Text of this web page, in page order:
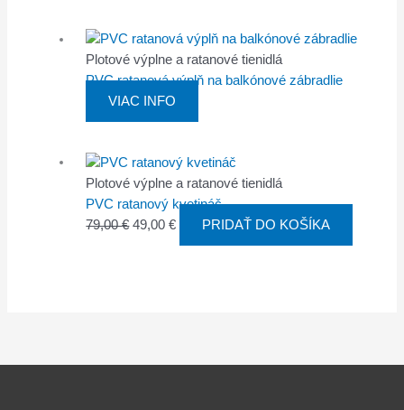
Plotové výplne a ratanové tienidlá
PVC ratanová výplň na balkónové zábradlie
VIAC INFO
Plotové výplne a ratanové tienidlá
PVC ratanový kvetináč
79,00€ 49,00€ PRIDAŤ DO KOŠÍKA